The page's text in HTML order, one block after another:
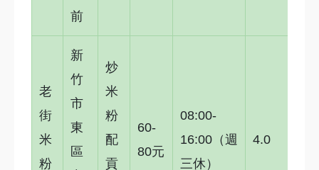
前
老
街
米
粉
新
竹
市
東
區
炒
米
粉
配
貢
60-
80元
08:00-
16:00（週
三休）
4.0